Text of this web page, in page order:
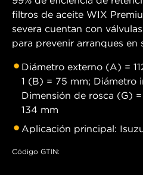
filtros de aceite WIX
severa cuentan con
para prevenir arranques en
Diámetro externo (A) =
1 (B) = 75 mm; Diámetro
Dimensión de rosca (G)
134 mm
Aplicación principal:
Código GTIN: